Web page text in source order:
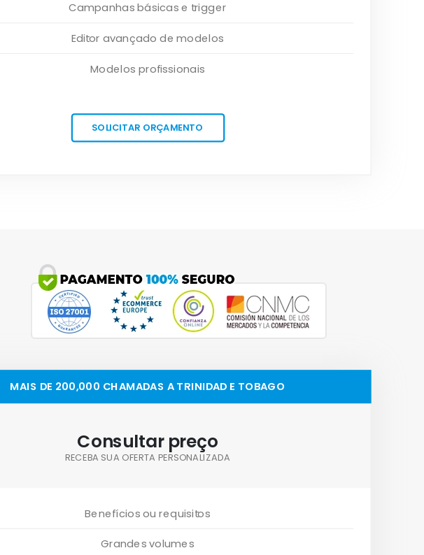
Campanhas básicas e trigger
Editor avançado de modelos
Modelos profissionais
SOLICITAR ORÇAMENTO
MAIS DE 200,000 CHAMADAS A TRINIDAD E TOBAGO
Consultar preço
RECEBA SUA OFERTA PERSONALIZADA
Benefícios ou requisitos
Grandes volumes